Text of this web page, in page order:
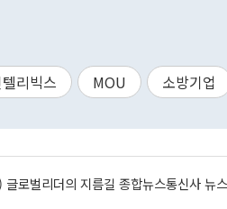
리빅스 MOU 소방기업
글로벌리더의 지름길 종합뉴스통신사